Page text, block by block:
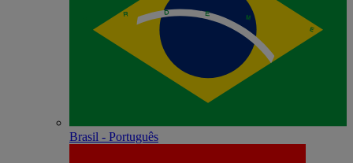
Brasil - Português